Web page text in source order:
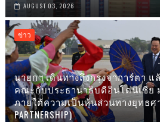
AUGUST 03, 2026
ข่าว
นายกฯ เดินทางถึงกรุงจาการ์ตา แ
คณะกับประธานาธิบดีอินโดนิเซีย
ภายใต้ความเป็นหุ้นส่วนทางยุทธศา
PARTNERSHIP)